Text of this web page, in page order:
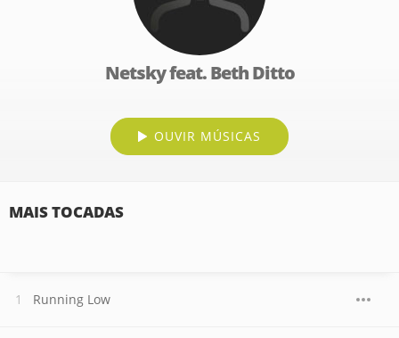
Netsky feat. Beth Ditto
OUVIR MÚSICAS
MAIS TOCADAS
Running Low